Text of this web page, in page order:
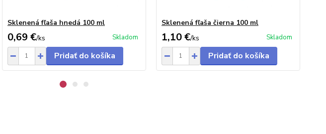
Sklenená fľaša hnedá 100 ml
0,69 €/ks Skladom
Pridať do košíka
Sklenená fľaša čierna 100 ml
1,10 €/ks Skladom
Pridať do košíka